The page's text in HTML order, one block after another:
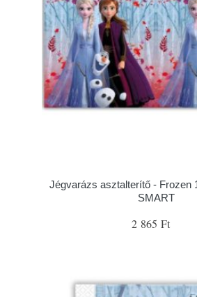
Jégvarázs asztalterítő - Frozen
SMART
2 865 Ft